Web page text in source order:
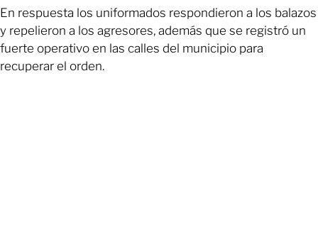
En respuesta los uniformados respondieron a los balazos
y repelieron a los agresores, además que se registró un
fuerte operativo en las calles del municipio para
recuperar el orden.